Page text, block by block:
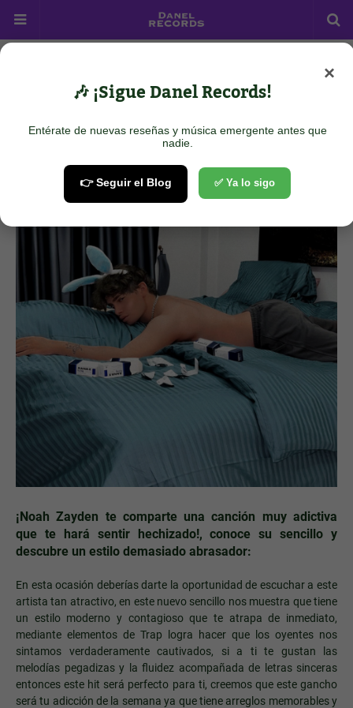
Noah Zayden - Funny Lil Bitch
November 06, 2025
¡Noah Zayden te comparte una canción muy adictiva
que te hará sentir hechizado!, conoce su sencillo y
descubre un estilo demasiado abrasador:
En esta ocasión deberías darte la oportunidad de escuchar a este
artista tan atractivo, en este nuevo sencillo nos muestra que tiene
un estilo moderno y contagioso que te atrapa de inmediato,
mediante elementos de Trap logra hacer que los oyentes nos
sintamos verdaderamente cautivados, si a ti te gustan las
melodías pegadizas y la fluidez acompañada de letras sinceras
entonces este hit será perfecto para ti, creemos que este gancho
será tu adicción de la semana ya que tiene arreglos memorables y
×
🎶 ¡Sigue Danel Records!
Entérate de nuevas reseñas y música emergente antes que
nadie.
👉 Seguir el Blog ✅ Ya lo sigo